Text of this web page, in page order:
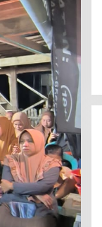
di Bumi